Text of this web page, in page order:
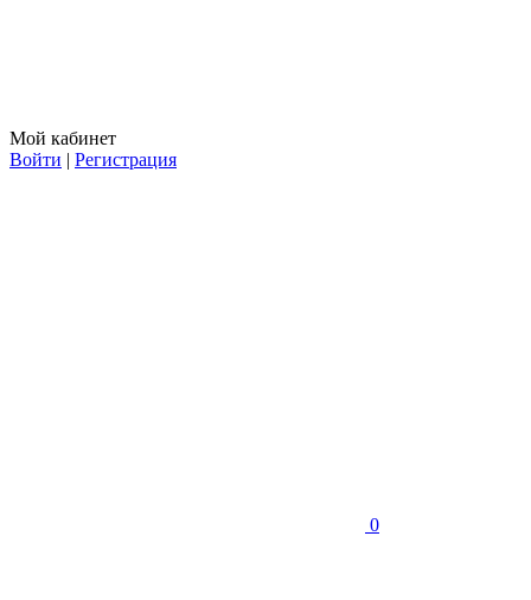
Мой кабинет
Войти | Регистрация
0